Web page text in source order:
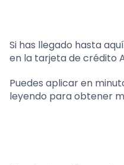
Si has llegado hasta
en la tarjeta de crédito
Puedes aplicar en
leyendo para obtener